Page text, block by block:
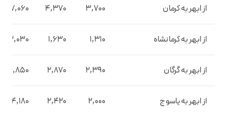
از ابهر به کرمان 3,700
4,370
7,060
از ابهر به کرمانشاه 1,310
1,630
3,030
از ابهر به گرگان 2,390
2,870
4,850
از ابهر به یاسوج 2,000
2,420
4,180